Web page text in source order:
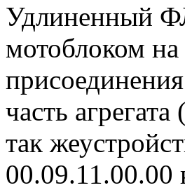
Удлиненный
мотоблоком
часть
так
00.09.11.00.00